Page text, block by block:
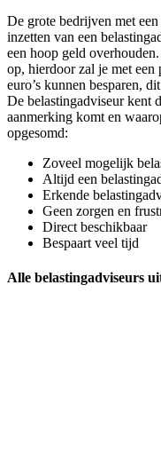
De grote bedrijven met
inzetten van een
een hoop geld
op, hierdoor zal je met een
euro’s kunnen besparen,
De belastingadviseur kent
aanmerking komt en
opgesomd:
Zoveel mogelijk
Altijd een
Erkende
Geen zorgen en
Direct beschikbaar
Bespaart veel tijd
Alle belastingadviseurs